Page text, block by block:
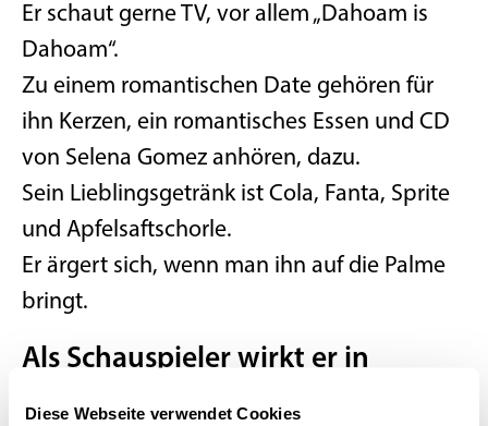
Diese Webseite verwendet Cookies
Er schaut gerne TV, vor allem „Dahoam is
Dahoam“.
Zu einem romantischen Date gehören für
ihn Kerzen, ein romantisches Essen und CD
von Selena Gomez anhören, dazu.
Sein Lieblingsgetränk ist Cola, Fanta, Sprite
und Apfelsaftschorle.
Er ärgert sich, wenn man ihn auf die Palme
bringt.
Als Schauspieler wirkt er in
folgenden Produktionen mit: